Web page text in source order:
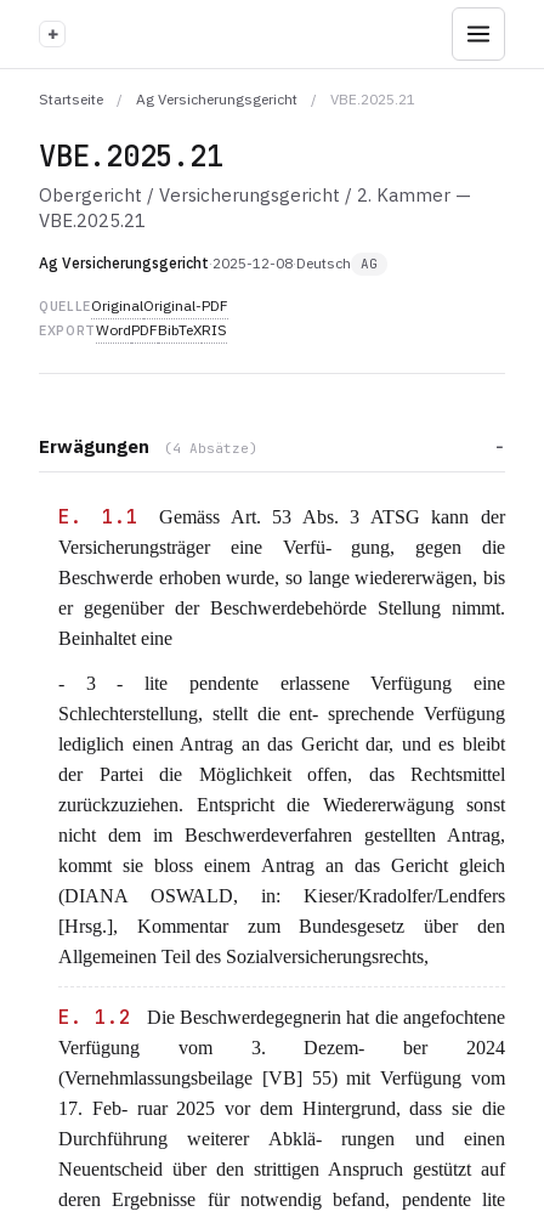
+
Startseite / Ag Versicherungsgericht / VBE.2025.21
VBE.2025.21
Obergericht / Versicherungsgericht / 2. Kammer —
VBE.2025.21
Ag Versicherungsgericht·2025-12-08·Deutsch AG
QUELLEOriginalOriginal-PDF
EXPORTWordPDFBibTeXRIS
Erwägungen (4 Absätze)
E. 1.1
Gemäss Art. 53 Abs. 3 ATSG kann der
Versicherungsträger eine Verfü- gung, gegen die
Beschwerde erhoben wurde, so lange wiedererwägen, bis
er gegenüber der Beschwerdebehörde Stellung nimmt.
Beinhaltet eine
- 3 - lite pendente erlassene Verfügung eine
Schlechterstellung, stellt die ent- sprechende Verfügung
lediglich einen Antrag an das Gericht dar, und es bleibt
der Partei die Möglichkeit offen, das Rechtsmittel
zurückzuziehen. Entspricht die Wiedererwägung sonst
nicht dem im Beschwerdeverfahren gestellten Antrag,
kommt sie bloss einem Antrag an das Gericht gleich
(DIANA OSWALD, in: Kieser/Kradolfer/Lendfers
[Hrsg.], Kommentar zum Bundesgesetz über den
Allgemeinen Teil des Sozialversicherungsrechts,
E. 1.2
Die Beschwerdegegnerin hat die angefochtene
Verfügung vom 3. Dezem- ber 2024
(Vernehmlassungsbeilage [VB] 55) mit Verfügung vom
17. Feb- ruar 2025 vor dem Hintergrund, dass sie die
Durchführung weiterer Abklä- rungen und einen
Neuentscheid über den strittigen Anspruch gestützt auf
deren Ergebnisse für notwendig befand, pendente lite